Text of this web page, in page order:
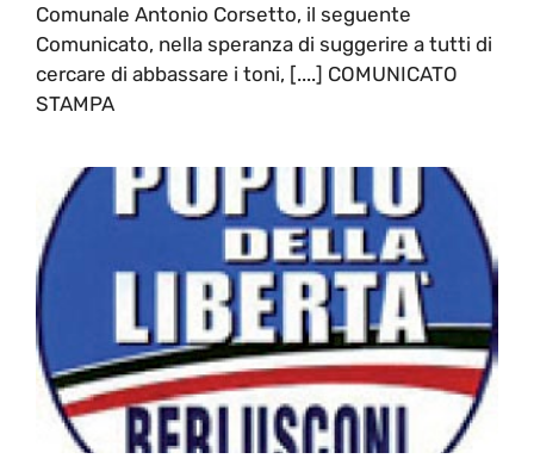
Comunale Antonio Corsetto, il seguente
Comunicato, nella speranza di suggerire a tutti di
cercare di abbassare i toni, [....] COMUNICATO
STAMPA